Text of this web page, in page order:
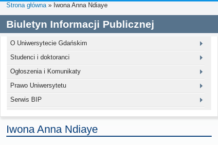
Strona główna» Iwona Anna Ndiaye
Biuletyn Informacji Publicznej
O Uniwersytecie Gdańskim
Studenci i doktoranci
Ogłoszenia i Komunikaty
Prawo Uniwersytetu
Serwis BIP
Iwona Anna Ndiaye